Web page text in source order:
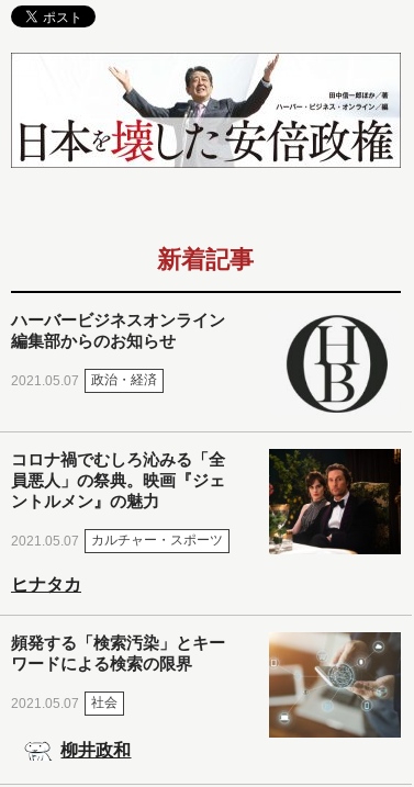
新着記事
ハーバービジネスオンライン
編集部からのお知らせ
2021.05.07 政治・経済
コロナ禍でむしろ沁みる「全
員悪人」の祭典。映画『ジェ
ントルメン』の魅力
2021.05.07 カルチャー・スポーツ
ヒナタカ
頻発する「検索汚染」とキー
ワードによる検索の限界
2021.05.07 社会
柳井政和